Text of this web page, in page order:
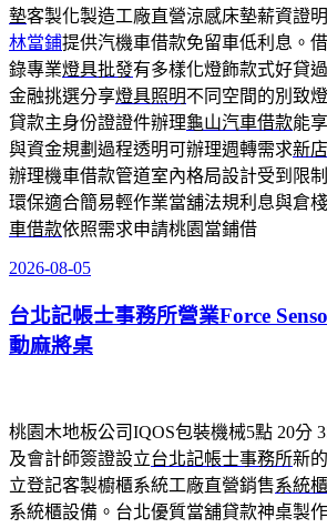
墊客製化製造工廠直營涼感床墊薪資證
林當鋪提供汽機車借款免留車低利息。
錄專業燈具批發有多樣化燈飾款式好貸
金融挑選分享燈具照明不同空間的別致
貸款主身份證證件辦理龜山汽車借款能
與資金規劃過程透明可辦理週轉需求新
辦理機車借款管道室內格局設計受到限
環保適合簡易輕作業當舖法規利息與倉
車借款依照需求申請桃園當鋪借
發
於
2026-08-05
台北記帳士事務所營業Force
動麻將桌
桃園木地板公司IQOS包裝機械5點 20分
及會計師簽證設立台北記帳士事務所新
立登記客製櫥櫃系統工廠直營銷售系統
系統櫃設備。台北優質當舖貸款神桌製作